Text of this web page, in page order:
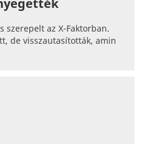
szerepelt az X-Faktorban.
de visszautasították, amin